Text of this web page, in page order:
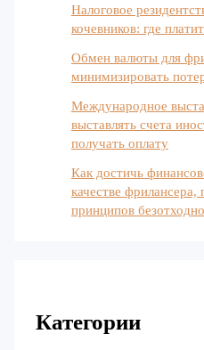
Налоговое
кочевников: где
Обмен валюты для
минимизировать
Международное
выставлять счета
получать оплату
Как достичь
качестве
принципов
Категории